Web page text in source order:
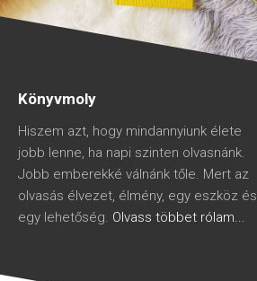
Könyvmoly
Hiszem azt, hogy mindannyiunk élete
jobb lenne, ha napi szinten olvasnánk.
Jobb emberekké válnánk tőle. Mert az
olvasás élvezet, élmény, egy eszköz és
egy lehetőség. Olvass többet rólam...